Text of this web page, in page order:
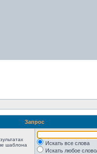
Запрос
шаблона
Искать все слова
Искать любое